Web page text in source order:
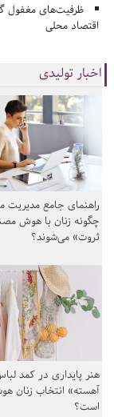
ظرفیت‌های مغفول
اقتصاد محلی
اخبار تولیدی
راهنمای جامع مدیریت
چگونه زنان با هوش
ثروت» می‌شوند؟
هنر پایداری در کمد
آهسته» انتخاب زنان
است؟